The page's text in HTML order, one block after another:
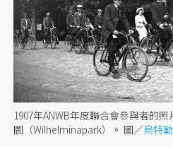
1907年ANWB年度聯合會參與者的
園（Wilhelminapark）。 圖／烏特